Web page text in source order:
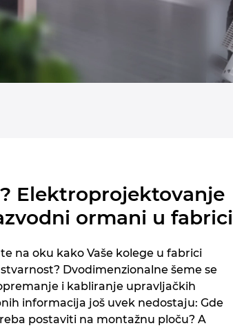
Elektroprojektovanje
ormani u fabrici
na oku kako Vaše kolege u fabrici
Dvodimenzionalne šeme se
i kabliranje upravljačkih
informacija još uvek nedostaju: Gde
postaviti na montažnu ploču? A